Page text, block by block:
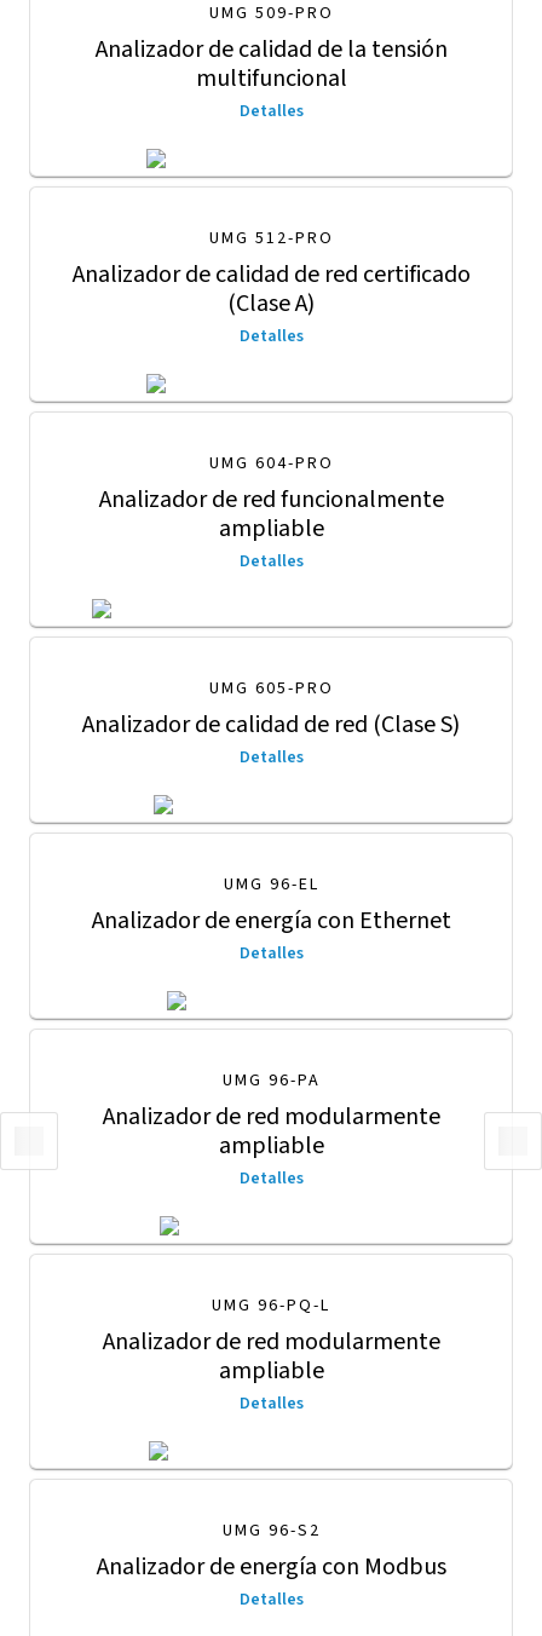
UMG 509-PRO
Analizador de calidad de la tensión
multifuncional
Detalles
UMG 512-PRO
Analizador de calidad de red certificado
(Clase A)
Detalles
UMG 604-PRO
Analizador de red funcionalmente
ampliable
Detalles
UMG 605-PRO
Analizador de calidad de red (Clase S)
Detalles
UMG 96-EL
Analizador de energía con Ethernet
Detalles
UMG 96-PA
Analizador de red modularmente
ampliable
Detalles
UMG 96-PQ-L
Analizador de red modularmente
ampliable
Detalles
UMG 96-S2
Analizador de energía con Modbus
Detalles